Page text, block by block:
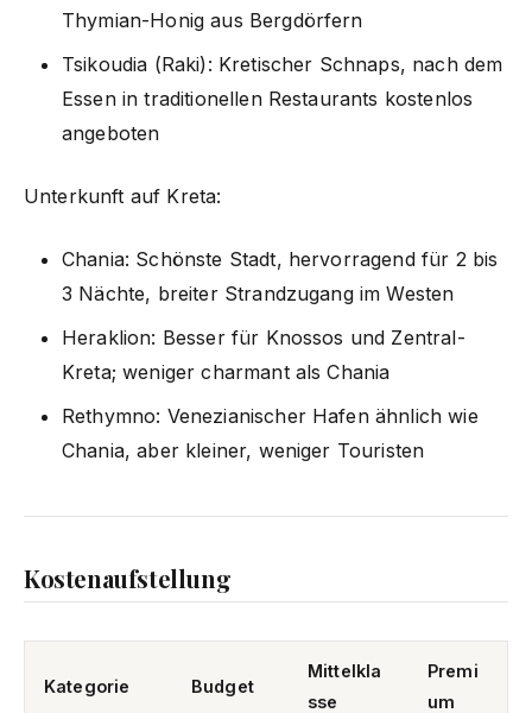
Thymian-Honig aus Bergdörfern
Tsikoudia (Raki): Kretischer Schnaps, nach dem
Essen in traditionellen Restaurants kostenlos
angeboten
Unterkunft auf Kreta:
Chania: Schönste Stadt, hervorragend für 2 bis
3 Nächte, breiter Strandzugang im Westen
Heraklion: Besser für Knossos und Zentral-
Kreta; weniger charmant als Chania
Rethymno: Venezianischer Hafen ähnlich wie
Chania, aber kleiner, weniger Touristen
Kostenaufstellung
Kategorie Budget
Mittelkla
sse
Premi
um